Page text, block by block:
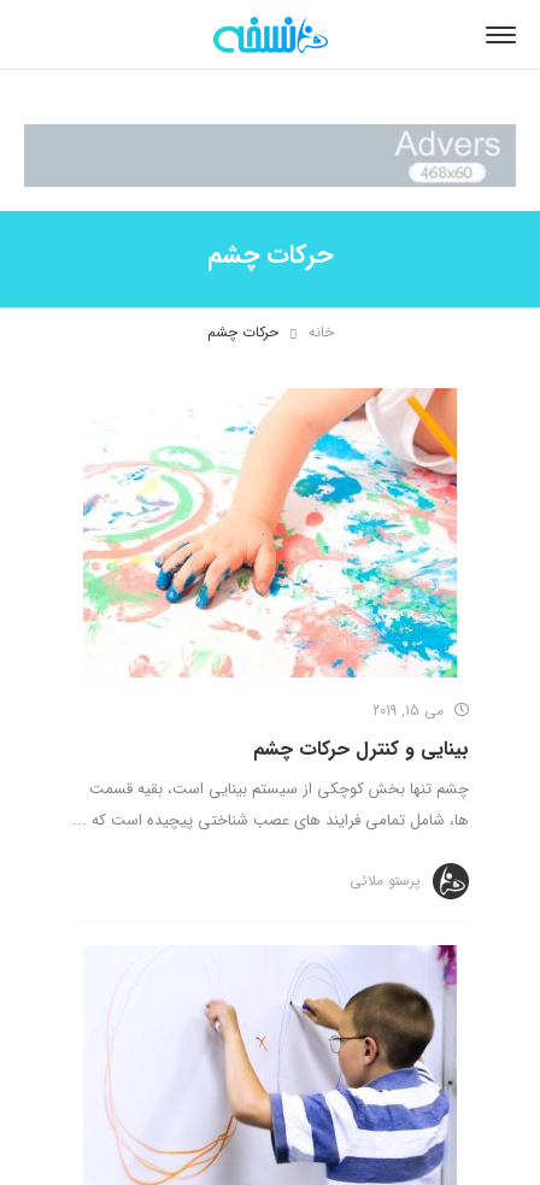
حرکات چشم
خانه حرکات چشم
می 15, 2019
بینایی و کنترل حرکات چشم
چشم تنها بخش کوچکی از سیستم بینایی است، بقیه قسمت
ها، شامل تمامی فرایند های عصب شناختی پیچیده است که ...
پرستو ملائی